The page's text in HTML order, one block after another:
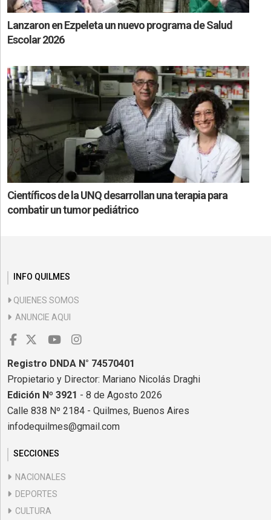
Lanzaron en Ezpeleta un nuevo programa de Salud
Escolar 2026
Científicos de la UNQ desarrollan una terapia para
combatir un tumor pediátrico
INFO QUILMES
QUIENES SOMOS
ANUNCIE AQUI
Registro DNDA N° 74570401
Propietario y Director: Mariano Nicolás Draghi
Edición Nº 3921 - 8 de Agosto 2026
Calle 838 Nº 2184 - Quilmes, Buenos Aires
infodequilmes@gmail.com
SECCIONES
NACIONALES
DEPORTES
CULTURA